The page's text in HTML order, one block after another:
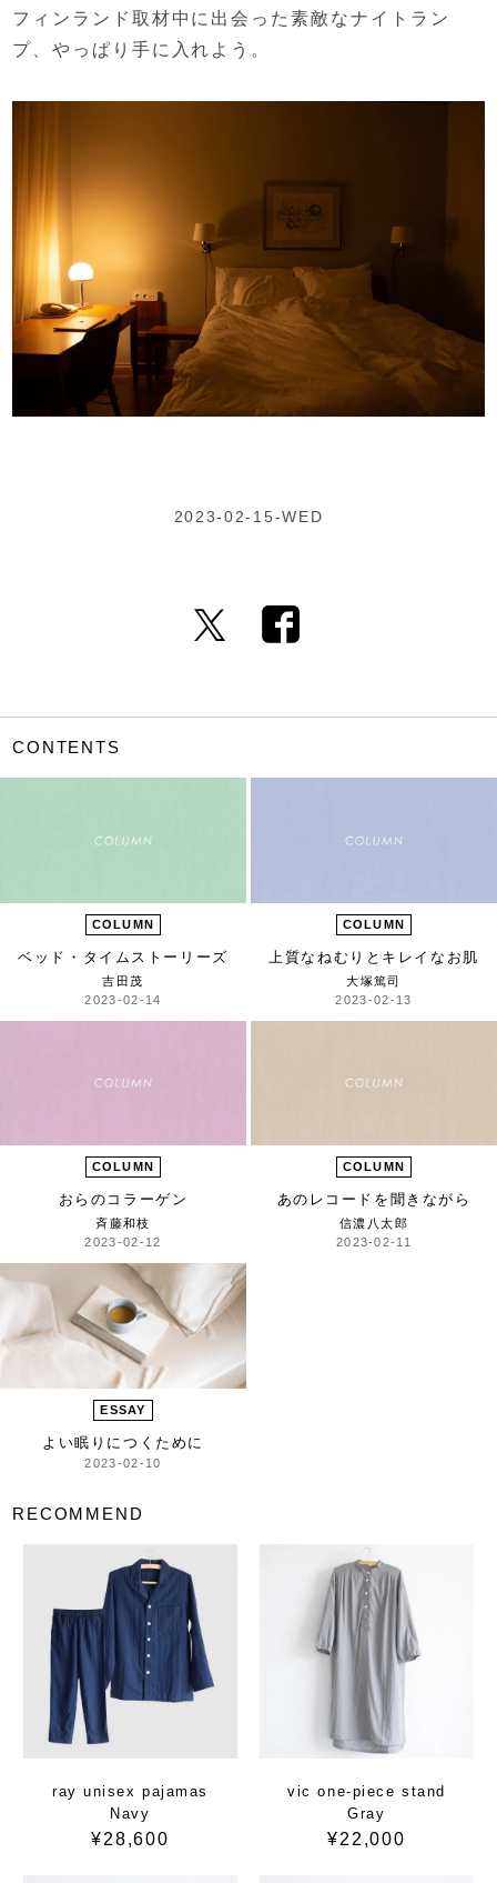
フィンランド取材中に出会った素敵なナイトラン
プ、やっぱり手に入れよう。
2023-02-15-WED
CONTENTS
COLUMN
ベッド・タイムストーリーズ
吉田茂
2023-02-14
COLUMN
上質なねむりとキレイなお肌
大塚篤司
2023-02-13
COLUMN
おらのコラーゲン
斉藤和枝
2023-02-12
COLUMN
あのレコードを聞きながら
信濃八太郎
2023-02-11
ESSAY
よい眠りにつくために
2023-02-10
RECOMMEND
ray unisex pajamas
Navy
¥28,600
vic one-piece stand
Gray
¥22,000